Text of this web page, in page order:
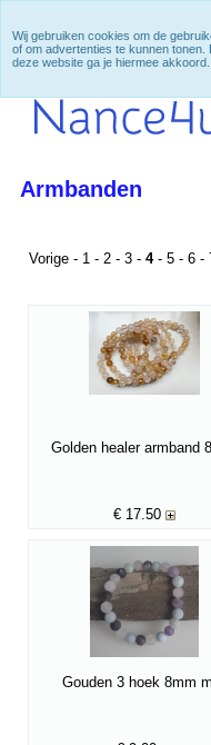
Armbanden
Vorige - 1 - 2 - 3 - 4- 5 - 6 -
Golden healer armband
€ 17.50
Gouden 3 hoek 8mm
Wij gebruiken cookies om de
of om advertenties te kunnen
deze website ga je hiermee akkoord.